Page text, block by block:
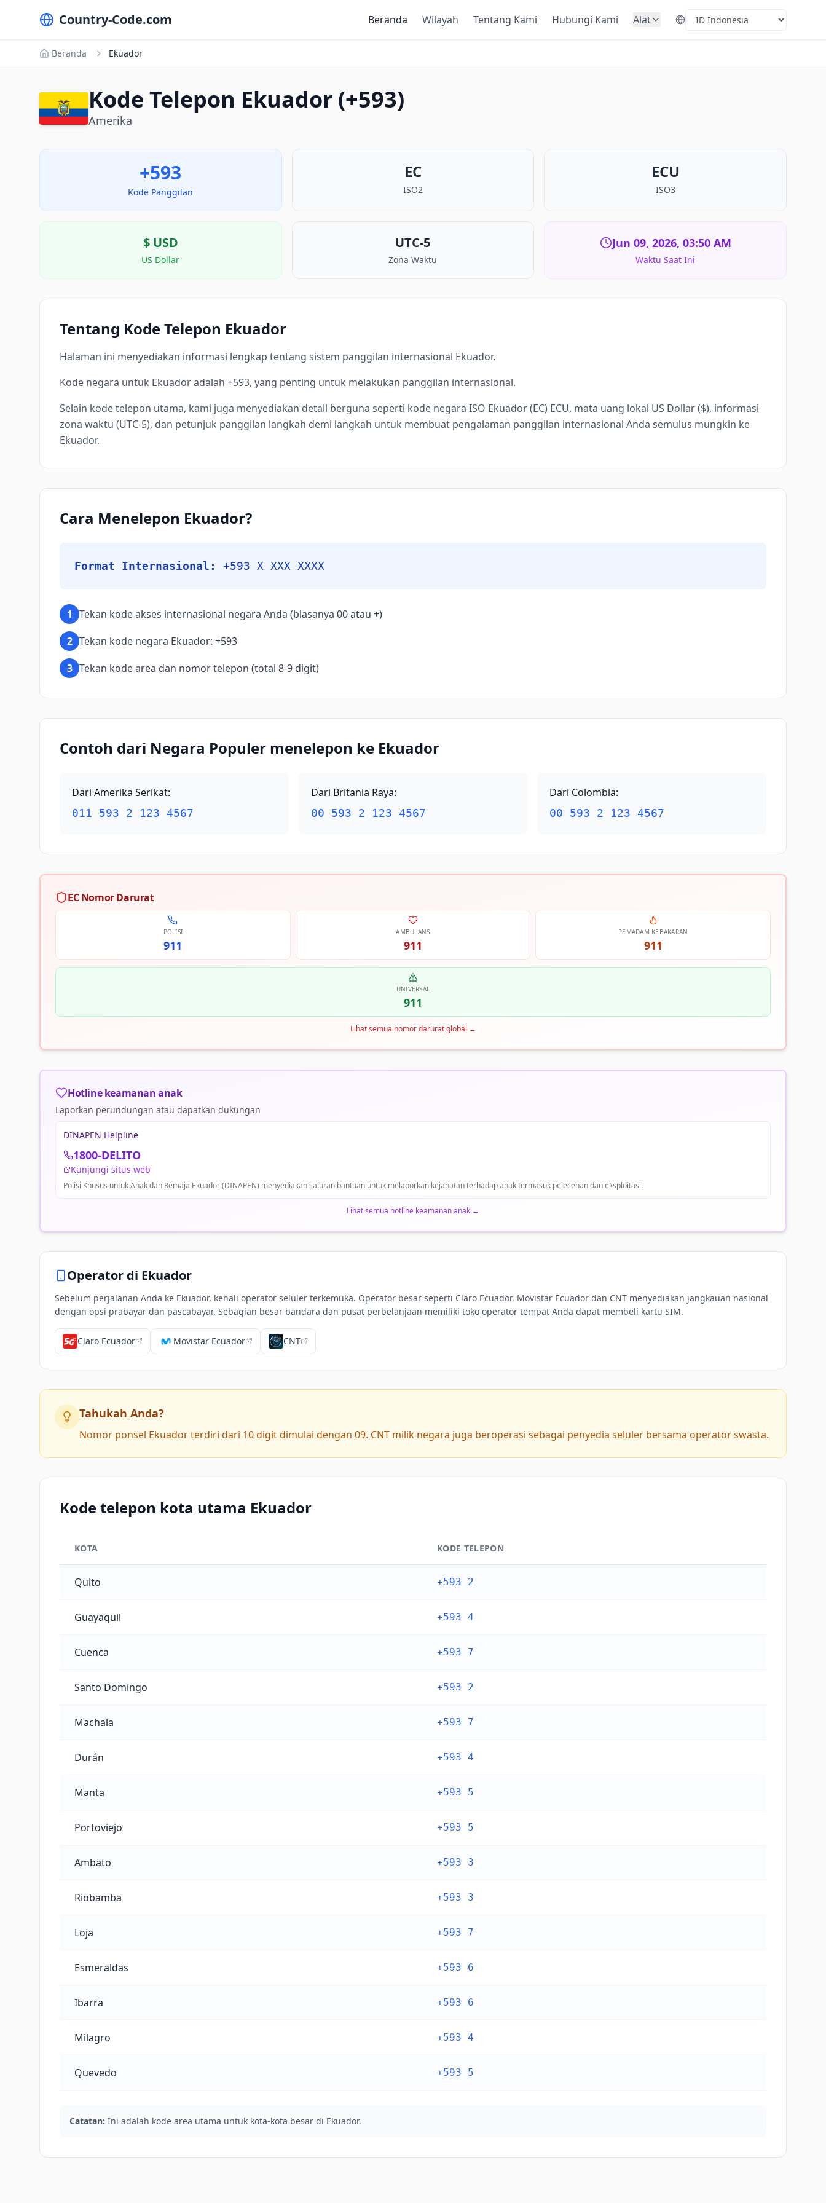
Country-Code.com Beranda Wilayah Tentang Kami Hubungi Kami Alat Select Language
Beranda Ekuador
Kode Telepon Ekuador (+593)
Amerika
+593
Kode Panggilan
EC
ISO2
ECU
ISO3
$ USD
US Dollar
UTC-5
Zona Waktu
Jun 09, 2026, 03:50 AM
Waktu Saat Ini
Tentang Kode Telepon Ekuador
Halaman ini menyediakan informasi lengkap tentang sistem panggilan internasional Ekuador.
Kode negara untuk Ekuador adalah +593, yang penting untuk melakukan panggilan internasional.
Selain kode telepon utama, kami juga menyediakan detail berguna seperti kode negara ISO Ekuador (EC) ECU, mata uang lokal US Dollar ($), informasi
zona waktu (UTC-5), dan petunjuk panggilan langkah demi langkah untuk membuat pengalaman panggilan internasional Anda semulus mungkin ke
Ekuador.
Cara Menelepon Ekuador?
Format Internasional: +593 X XXX XXXX
1 Tekan kode akses internasional negara Anda (biasanya 00 atau +)
2 Tekan kode negara Ekuador: +593
3 Tekan kode area dan nomor telepon (total 8-9 digit)
Contoh dari Negara Populer menelepon ke Ekuador
Dari Amerika Serikat:
011 593 2 123 4567
Dari Britania Raya:
00 593 2 123 4567
Dari Colombia:
00 593 2 123 4567
EC Nomor Darurat
POLISI
911
AMBULANS
911
PEMADAM KEBAKARAN
911
UNIVERSAL
911
Lihat semua nomor darurat global →
Hotline keamanan anak
Laporkan perundungan atau dapatkan dukungan
DINAPEN Helpline
1800-DELITO
Kunjungi situs web
Polisi Khusus untuk Anak dan Remaja Ekuador (DINAPEN) menyediakan saluran bantuan untuk melaporkan kejahatan terhadap anak termasuk pelecehan dan eksploitasi.
Lihat semua hotline keamanan anak →
Operator di Ekuador
Sebelum perjalanan Anda ke Ekuador, kenali operator seluler terkemuka. Operator besar seperti Claro Ecuador, Movistar Ecuador dan CNT menyediakan jangkauan nasional
dengan opsi prabayar dan pascabayar. Sebagian besar bandara dan pusat perbelanjaan memiliki toko operator tempat Anda dapat membeli kartu SIM.
Claro Ecuador Movistar Ecuador CNT
Tahukah Anda?
Nomor ponsel Ekuador terdiri dari 10 digit dimulai dengan 09. CNT milik negara juga beroperasi sebagai penyedia seluler bersama operator swasta.
Kode telepon kota utama Ekuador
KOTA KODE TELEPON
Quito +593 2
Guayaquil +593 4
Cuenca +593 7
Santo Domingo +593 2
Machala +593 7
Durán +593 4
Manta +593 5
Portoviejo +593 5
Ambato +593 3
Riobamba +593 3
Loja +593 7
Esmeraldas +593 6
Ibarra +593 6
Milagro +593 4
Quevedo +593 5
Catatan: Ini adalah kode area utama untuk kota-kota besar di Ekuador.